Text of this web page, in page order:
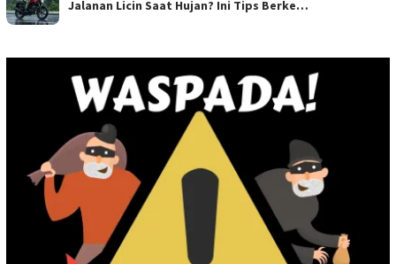
Jalanan Licin Saat Hujan? Ini Tips Berke…